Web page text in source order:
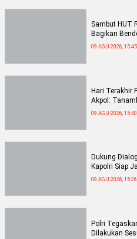
Sambut HUT
Bagikan
09 AGU 2026,
Hari Terakhir
Akpol:
09 AGU 2026,
Dukung
Kapolri Siap
09 AGU 2026,
Polri
Dilakukan